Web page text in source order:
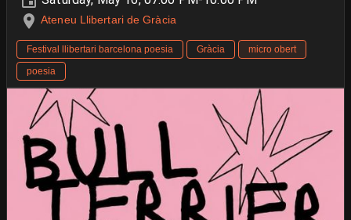
Ateneu Llibertari de Gràcia
Festival llibertari barcelona poesia Gràcia
micro obert
poesia